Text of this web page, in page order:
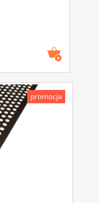
promocja